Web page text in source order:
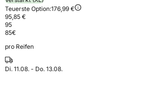
Teuerste Option:176,99 €
95,85 €
95
85€
pro Reifen
Di. 11.08. - Do. 13.08.